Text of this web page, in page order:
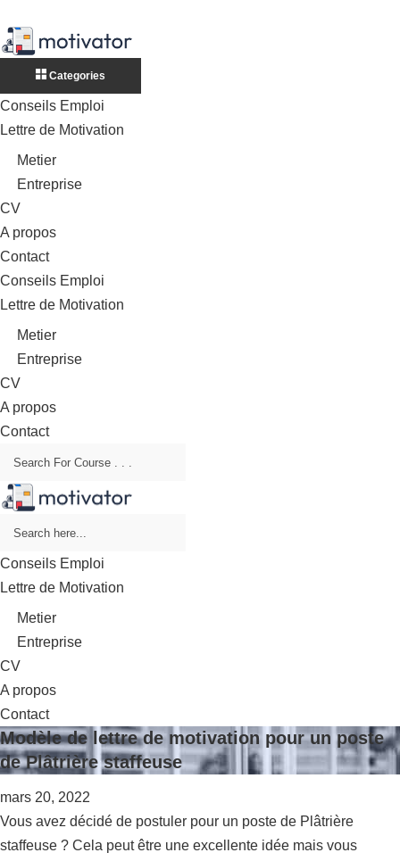
Categories
Conseils Emploi
Lettre de Motivation
Metier
Entreprise
CV
A propos
Contact
Conseils Emploi
Lettre de Motivation
Metier
Entreprise
CV
A propos
Contact
Conseils Emploi
Lettre de Motivation
Metier
Entreprise
CV
A propos
Contact
Modèle de lettre de motivation pour un poste
de Plâtrière staffeuse
mars 20, 2022
Vous avez décidé de postuler pour un poste de Plâtrière
staffeuse ? Cela peut être une excellente idée mais vous